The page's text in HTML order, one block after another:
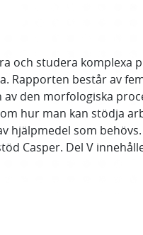
och studera
består av
den morfologiska
hur man kan stödja
som
Casper. Del V